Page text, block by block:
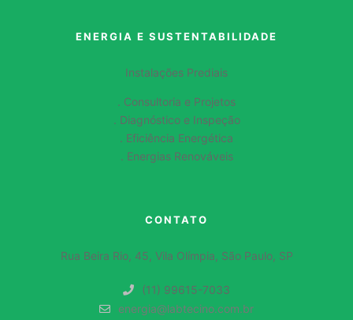
ENERGIA E SUSTENTABILIDADE
Instalações Prediais
. Consultoria e Projetos
. Diagnóstico e Inspeção
. Eficiência Energética
. Energias Renováveis
CONTATO
Rua Beira Rio, 45, Vila Olímpia, São Paulo, SP
(11) 99615-7033
energia@labtecino.com.br